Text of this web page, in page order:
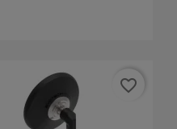
favorite_border